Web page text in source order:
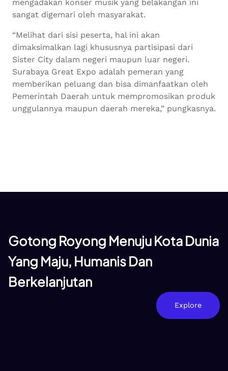
mengadakan konser musik yang belakangan ini
sangat digemari oleh masyarakat.
“Melihat dari sisi peserta, hal ini akan
dimaksimalkan lagi khususnya partisipasi dari
Sister City dalam negeri maupun luar negeri.
Surabaya Great Expo adalah pemeran yang
memberikan peluang dan bisa dimanfaatkan oleh
Pemerintah Daerah untuk mempromosikan produk
unggulannya maupun daerah mereka,” pungkasnya.
Gotong Royong Menuju Kota Dunia
Yang Maju, Humanis Dan
Berkelanjutan
Explore